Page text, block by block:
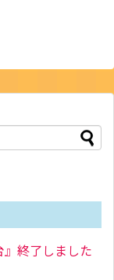
終了しました